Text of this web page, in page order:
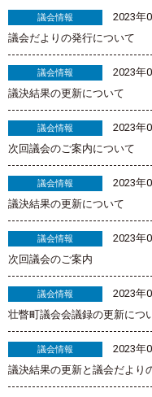
議会情報
2023年
議会だよりの発行について
議会情報
2023年
議決結果の更新について
議会情報
2023年
次回議会のご案内について
議会情報
2023年
議決結果の更新について
議会情報
2023年
次回議会のご案内
議会情報
2023年
壮瞥町議会会議録の更新につ
議会情報
2023年
議決結果の更新と議会だより